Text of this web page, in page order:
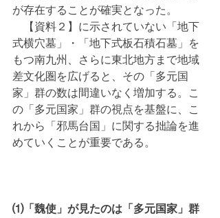
が存在することが確実となった。
【資料２】に示されていない「地下
式横穴墓」・「地下式板石積石墓」を
もつ南九州、さらに東北地方まで地域
差文化圏を広げると、その「多元国
家」群の数は間違いなく増加する。こ
の「多元国家」群の視点を基盤に、こ
れから「邪馬台国」に関する拙論を進
めていくことが重要である。
⑴「魏使」が見たのは「多元国家」群